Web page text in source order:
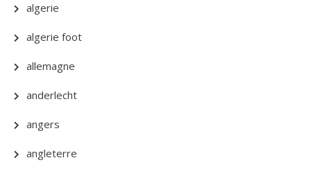
algerie
algerie foot
allemagne
anderlecht
angers
angleterre